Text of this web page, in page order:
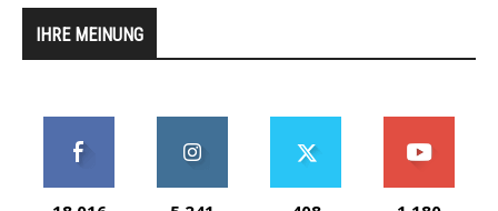
IHRE MEINUNG